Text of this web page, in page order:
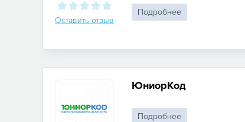
Оставить отзыв
Подробнее
ЮниорКод
Подробнее